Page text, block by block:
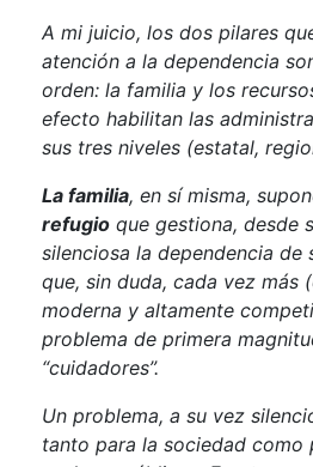
A mi juicio, los dos pilares
atención a la dependencia
orden: la familia y los
efecto habilitan las
sus tres niveles (estatal,
La familia, en sí misma,
refugio que gestiona, desde
silenciosa la dependencia de
que, sin duda, cada vez más
moderna y altamente
problema de primera
“cuidadores”.
Un problema, a su vez
tanto para la sociedad como